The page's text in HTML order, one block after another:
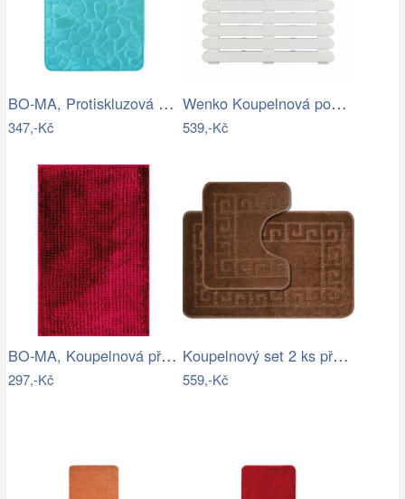
BO-MA, Protiskluzová koupelnová…
347,-Kč
Wenko Koupelnová podložka do sprchy…
539,-Kč
BO-MA, Koupelnová předložka Ella micro…
297,-Kč
Koupelnový set 2 ks předložek WAYMORE
559,-Kč